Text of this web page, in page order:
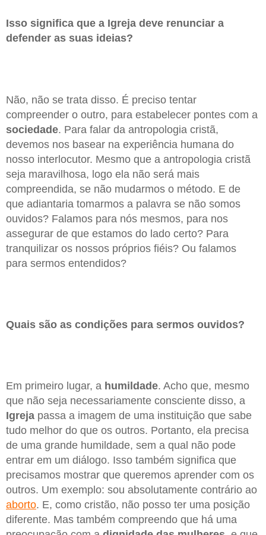
Isso significa que a Igreja deve renunciar a
defender as suas ideias?
Não, não se trata disso. É preciso tentar
compreender o outro, para estabelecer pontes com a
sociedade. Para falar da antropologia cristã,
devemos nos basear na experiência humana do
nosso interlocutor. Mesmo que a antropologia cristã
seja maravilhosa, logo ela não será mais
compreendida, se não mudarmos o método. E de
que adiantaria tomarmos a palavra se não somos
ouvidos? Falamos para nós mesmos, para nos
assegurar de que estamos do lado certo? Para
tranquilizar os nossos próprios fiéis? Ou falamos
para sermos entendidos?
Quais são as condições para sermos ouvidos?
Em primeiro lugar, a humildade. Acho que, mesmo
que não seja necessariamente consciente disso, a
Igreja passa a imagem de uma instituição que sabe
tudo melhor do que os outros. Portanto, ela precisa
de uma grande humildade, sem a qual não pode
entrar em um diálogo. Isso também significa que
precisamos mostrar que queremos aprender com os
outros. Um exemplo: sou absolutamente contrário ao
aborto. E, como cristão, não posso ter uma posição
diferente. Mas também compreendo que há uma